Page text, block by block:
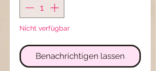
Nicht verfügbar
Benachrichtigen lassen